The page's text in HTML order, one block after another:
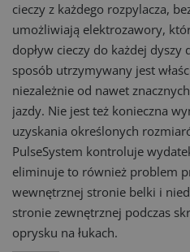
cieczy z każdego rozpylacza,
umożliwiają elektrozawory,
dopływ cieczy do każdej
sposób utrzymywany jest
niezależnie od nawet
jazdy. Nie jest też konieczna
uzyskania określonych
PulseSystem kontroluje
eliminuje to również problem
wewnętrznej stronie belki i
stronie zewnętrznej podczas
oprysku na łukach.